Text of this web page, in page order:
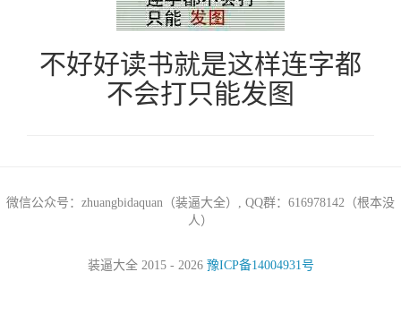
不好好读书就是这样连字都
不会打只能发图
微信公众号：zhuangbidaquan（装逼大全）, QQ群：616978142（根本没
人）
装逼大全 2015 - 2026 豫ICP备14004931号